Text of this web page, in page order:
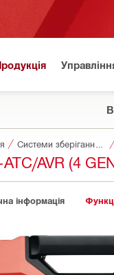
AVR (4
інформація